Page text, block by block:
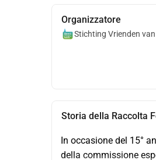
Organizzatore
Stichting Vrienden
Storia della Raccolta
In occasione del 15°
della commissione